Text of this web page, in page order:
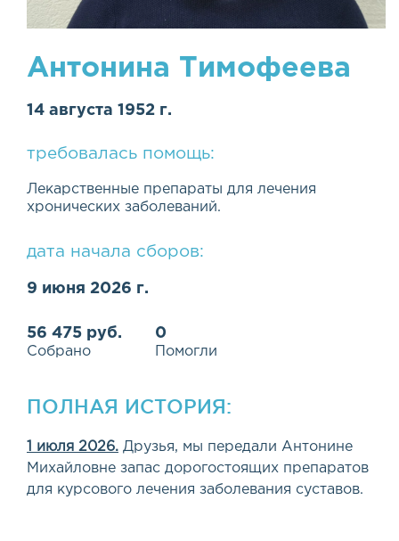
Антонина Тимофеева
14 августа 1952 г.
требовалась помощь:
Лекарственные препараты для лечения
хронических заболеваний.
дата начала сборов:
9 июня 2026 г.
56 475 руб.
Собрано
0
Помогли
ПОЛНАЯ ИСТОРИЯ:
1 июля 2026. Друзья, мы передали Антонине
Михайловне запас дорогостоящих препаратов
для курсового лечения заболевания суставов.